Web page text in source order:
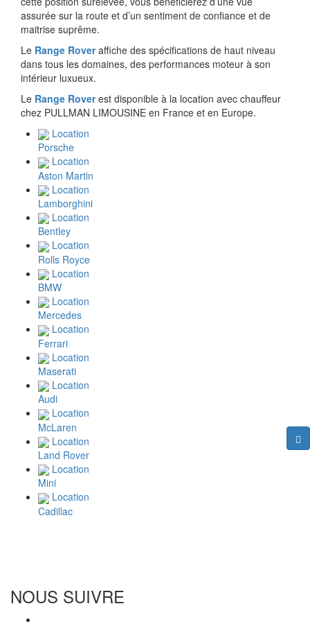
assurée sur la route et d’un sentiment de confiance et de
maitrise suprême.
Le Range Roveraffiche des spécifications de haut niveau
dans tous les domaines, des performances moteur à son
intérieur luxueux.
Le Range Roverest disponible à la location avec chauffeur
chez PULLMAN LIMOUSINE en France et en Europe.
Location
Porsche
Location
Aston Martin
Location
Lamborghini
Location
Bentley
Location
Rolls Royce
Location
BMW
Location
Mercedes
Location
Ferrari
Location
Maserati
Location
Audi
Location
McLaren
Location
Land Rover
Location
Mini
Location
Cadillac
NOUS SUIVRE